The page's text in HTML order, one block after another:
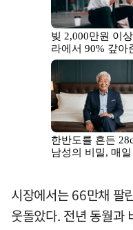
시장에서는 66만채 팔
웃돌았다. 전년 동월과